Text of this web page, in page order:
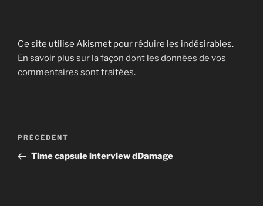
Ce site utilise Akismet pour réduire les indésirables.
En savoir plus sur la façon dont les données de vos
commentaires sont traitées.
Navigation
l’article
Article
précédent
PRÉCÉDENT
Time capsule interview dDamage